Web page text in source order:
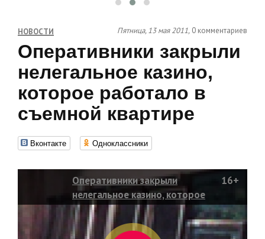
НОВОСТИ Пятница, 13 мая 2011, 0 комментариев
Оперативники закрыли
нелегальное казино,
которое работало в
съемной квартире
Вконтакте Одноклассники
Оперативники закрыли
нелегальное казино, которое
работало в съемной квартире
16+